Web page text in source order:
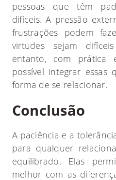
pessoas que têm
difíceis. A pressão
frustrações podem
virtudes sejam
entanto, com prática
possível integrar essas
forma de se relacionar.
Conclusão
A paciência e a
para qualquer
equilibrado. Elas
melhor com as